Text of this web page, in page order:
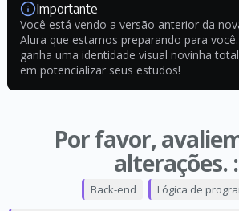
Importante
Você está vendo a versão anterior da
Alura que estamos preparando para
ganha uma identidade visual novinha
em potencializar seus estudos!
Por favor,
alterações.
Back-end Lógica de